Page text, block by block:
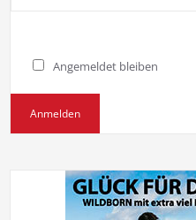
Angemeldet bleiben